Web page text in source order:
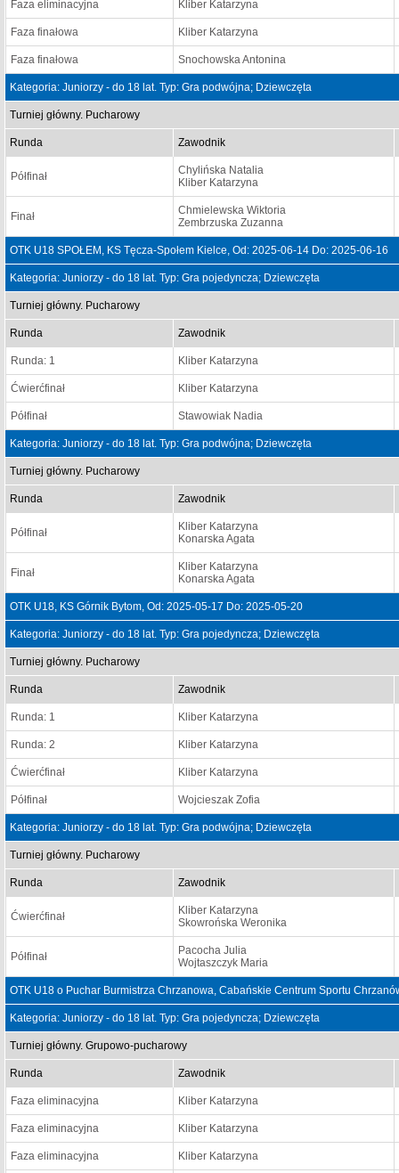
Faza eliminacyjna Kliber Katarzyna
Faza finałowa Kliber Katarzyna
Faza finałowa Snochowska Antonina
Kategoria: Juniorzy - do 18 lat. Typ: Gra podwójna; Dziewczęta
Turniej główny. Pucharowy
Runda Zawodnik
Półfinał
Chylińska Natalia
Kliber Katarzyna
Finał
Chmielewska Wiktoria
Zembrzuska Zuzanna
OTK U18 SPOŁEM, KS Tęcza-Społem Kielce, Od: 2025-06-14 Do: 2025-06-16
Kategoria: Juniorzy - do 18 lat. Typ: Gra pojedyncza; Dziewczęta
Turniej główny. Pucharowy
Runda Zawodnik
Runda: 1 Kliber Katarzyna
Ćwierćfinał Kliber Katarzyna
Półfinał Stawowiak Nadia
Kategoria: Juniorzy - do 18 lat. Typ: Gra podwójna; Dziewczęta
Turniej główny. Pucharowy
Runda Zawodnik
Półfinał
Kliber Katarzyna
Konarska Agata
Finał
Kliber Katarzyna
Konarska Agata
OTK U18, KS Górnik Bytom, Od: 2025-05-17 Do: 2025-05-20
Kategoria: Juniorzy - do 18 lat. Typ: Gra pojedyncza; Dziewczęta
Turniej główny. Pucharowy
Runda Zawodnik
Runda: 1 Kliber Katarzyna
Runda: 2 Kliber Katarzyna
Ćwierćfinał Kliber Katarzyna
Półfinał Wojcieszak Zofia
Kategoria: Juniorzy - do 18 lat. Typ: Gra podwójna; Dziewczęta
Turniej główny. Pucharowy
Runda Zawodnik
Ćwierćfinał
Kliber Katarzyna
Skowrońska Weronika
Półfinał
Pacocha Julia
Wojtaszczyk Maria
OTK U18 o Puchar Burmistrza Chrzanowa, Cabańskie Centrum Sportu
Kategoria: Juniorzy - do 18 lat. Typ: Gra pojedyncza; Dziewczęta
Turniej główny. Grupowo-pucharowy
Runda Zawodnik
Faza eliminacyjna Kliber Katarzyna
Faza eliminacyjna Kliber Katarzyna
Faza eliminacyjna Kliber Katarzyna